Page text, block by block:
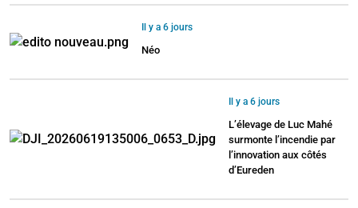
Il y a 6 jours
Néo
Il y a 6 jours
L’élevage de Luc Mahé
surmonte l’incendie par
l’innovation aux côtés
d’Eureden